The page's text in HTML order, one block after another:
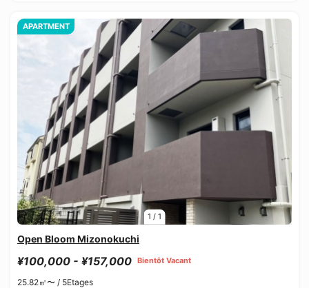
1 / 1
APARTMENT
Open Bloom Mizonokuchi
¥100,000 - ¥157,000 Bientôt Vacant
25.82㎡〜 / 5Etages